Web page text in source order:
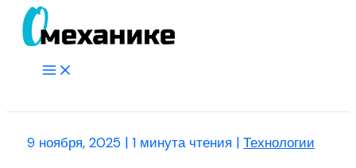
Перейти
Main
9 ноября, 2025 |1 минута чтения |Технологии